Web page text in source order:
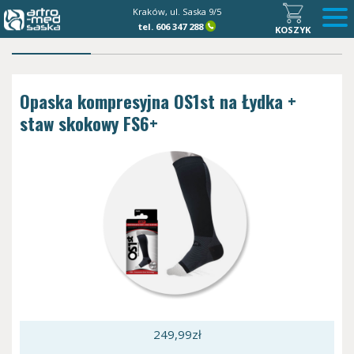
Kraków, ul. Saska 9/5
tel. 606 347 288 KOSZYK
Opaska kompresyjna OS1st na Łydka +
staw skokowy FS6+
249,99zł